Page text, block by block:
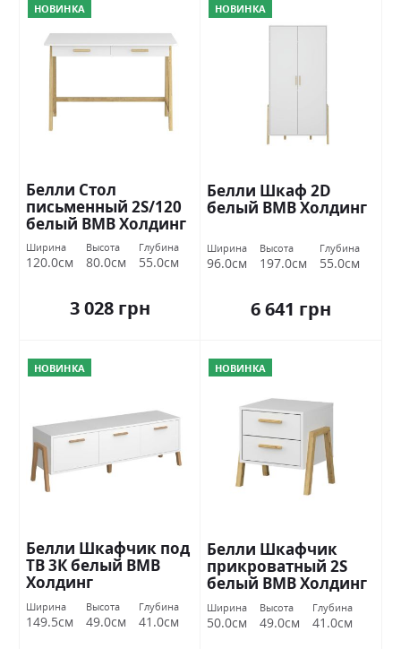
НОВИНКА
Белли Стол
письменный 2S/120
белый ВМВ Холдинг
Ширина
120.0см
Высота
80.0см
Глубина
55.0см
3 028 грн
НОВИНКА
Белли Шкаф 2D
белый ВМВ Холдинг
Ширина
96.0см
Высота
197.0см
Глубина
55.0см
6 641 грн
НОВИНКА
Белли Шкафчик под
ТВ 3К белый ВМВ
Холдинг
Ширина
149.5см
Высота
49.0см
Глубина
41.0см
НОВИНКА
Белли Шкафчик
прикроватный 2S
белый ВМВ Холдинг
Ширина
50.0см
Высота
49.0см
Глубина
41.0см